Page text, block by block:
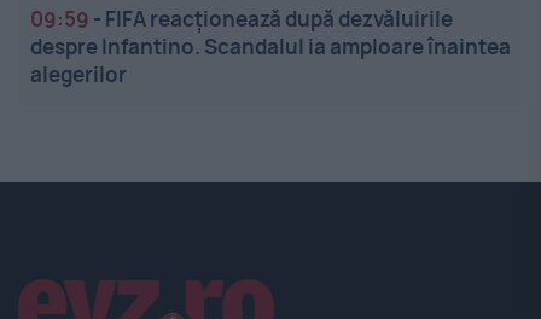
09:59 - FIFA reacționează după dezvăluirile
despre Infantino. Scandalul ia amploare înaintea
alegerilor
Linkuri utile